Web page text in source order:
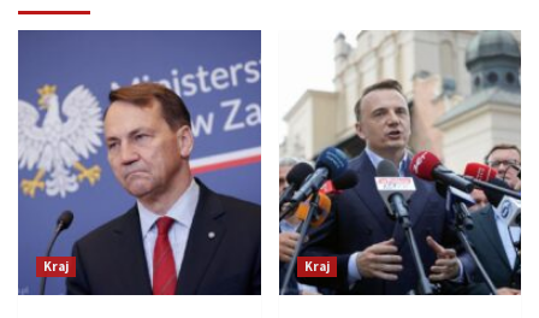
Kraj Kraj